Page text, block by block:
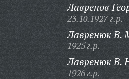
Лавренов
23.10.1927 г.р.
Лавренюк В.
1925 г.р.
Лавренюк В.
1926 г.р.